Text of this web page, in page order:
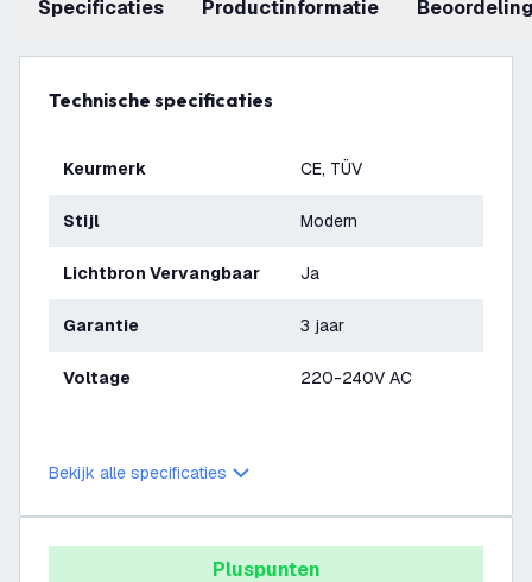
Specificaties productinformatie
Technische specificaties
Keurmerk CE, TÜV
Stijl Modern
Lichtbron Vervangbaar Ja
Garantie 3 jaar
Voltage 220-240V AC
Bekijk alle specificaties
Pluspunten